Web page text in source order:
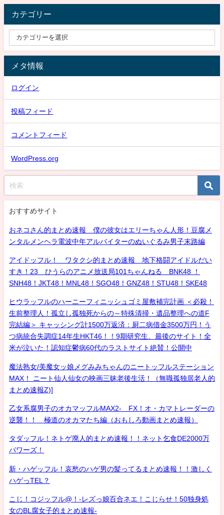
カテゴリー
メタ情報
ログイン
投稿フィード
コメントフィード
WordPress.org
おすすめサイト
おネコさん的まとめ速報 僕の彼女はエリーちゃん人形！豆腐メ
ンタルメンヘラ電波中年アルバイターのぬいぐるみ男子末路編
アイドッフル！ ワタクシ的まとめ速報 地下格闘アイドルだい
すき！23 ひうらのアニメ放送局101ちゃんねる BNK48 ！
SNH48！JKT48！MNL48！SGO48！GNZ48！STU48！SKE48
ヒウラッフルのハーニーフィニッシュゴミ屋敷補完計画 ＜必殺！
生前整理人！孤立し孤独死からの～特殊清掃・遺品整理への道F
完結編＞ キャッシング計1500万返済：厨二病借金3500万円！う
つ病統合失調症14年生HKT46！！9期研究生、最後のサイト！全
米が泣いた！認知症鬱病60代のラストサイト絶賛！公開中
魔法熟女/美魔女ッ娘メグみみちゃんのニートッフルステーション
MAX！ ニート仙人仙女の映画三昧老後生活！（無職孤独居老人的
まとめ速報Z)]
乙女系腐男子のオカマッフルMAX2- FX！オ・カマトレーダーの
逆襲！！ 極道のオカマたち編（おもしろ動画まとめ速報）
タダッフル！ネトゲ廃人的まとめ速報！！ネット乞食DE2000万
パワーズ！
新・ハゲッフル！哀愁のハゲ男の髪ってるまとめ速報！！激しく
ハゲっTEL？
こじ！コジッフル@！-レズっ娘百合ネエ！こじらせ！50独身処
女のBL腐女子的まとめ速報-